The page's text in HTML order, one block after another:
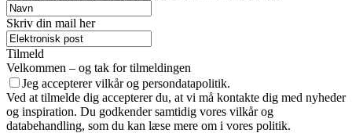
Skriv din mail her
Tilmeld
Velkommen – og tak for tilmeldingen
Jeg accepterer vilkår og persondatapolitik.
Ved at tilmelde dig accepterer du, at vi må kontakte dig med nyheder
og inspiration. Du godkender samtidig vores vilkår og
databehandling, som du kan læse mere om i vores politik.